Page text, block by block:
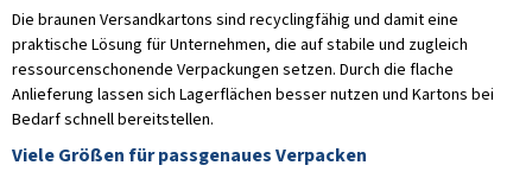
Die braunen Versandkartons sind recyclingfähig und damit eine
praktische Lösung für Unternehmen, die auf stabile und zugleich
ressourcenschonende Verpackungen setzen. Durch die flache
Anlieferung lassen sich Lagerflächen besser nutzen und Kartons bei
Bedarf schnell bereitstellen.
Viele Größen für passgenaues Verpacken